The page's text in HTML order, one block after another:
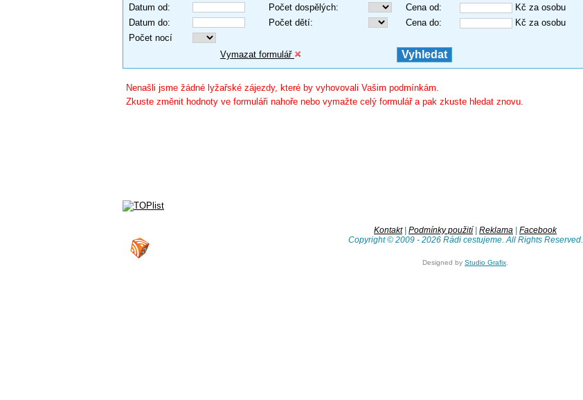
Datum od: Počet dospělých: Cena od:
Kč za osobu
Datum do: Počet dětí: Cena do:
Kč za osobu
Počet nocí
Vymazat formulář
Nenašli jsme žádné lyžařské zájezdy, které by vyhovovali Vašim podmínkám.
Zkuste změnit hodnoty ve formuláři nahoře nebo vymažte celý formulář a pak zkuste hledat znovu.
Kontakt| Podmínky použití Reklama
Facebook
Copyright © 2009 - 2026 Rádi cestujeme. All Rights Reserved.
Designed by Studio Grafix